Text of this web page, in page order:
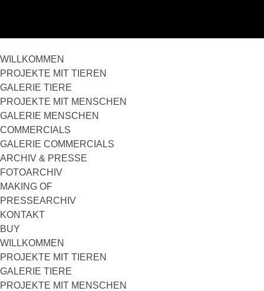
WILLKOMMEN
PROJEKTE MIT TIEREN
GALERIE TIERE
PROJEKTE MIT MENSCHEN
GALERIE MENSCHEN
COMMERCIALS
GALERIE COMMERCIALS
ARCHIV & PRESSE
FOTOARCHIV
MAKING OF
PRESSEARCHIV
KONTAKT
BUY
WILLKOMMEN
PROJEKTE MIT TIEREN
GALERIE TIERE
PROJEKTE MIT MENSCHEN